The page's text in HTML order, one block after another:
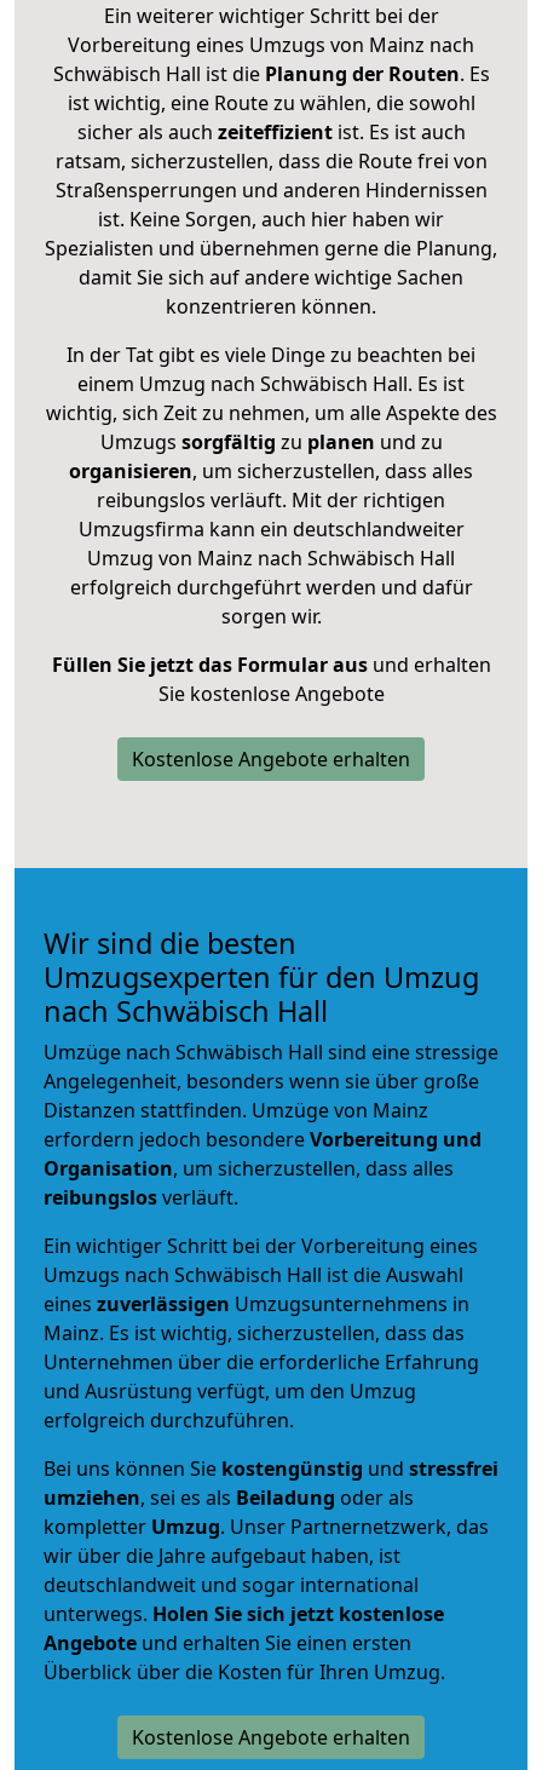
Ein weiterer wichtiger Schritt bei der
Vorbereitung eines Umzugs von Mainz nach
Schwäbisch Hall ist diePlanung der Routen. Es
ist wichtig, eine Route zu wählen, die sowohl
sicher als auch zeiteffizientist. Es ist auch
ratsam, sicherzustellen, dass die Route frei von
Straßensperrungen und anderen Hindernissen
ist. Keine Sorgen, auch hier haben wir
Spezialisten und übernehmen gerne die Planung,
damit Sie sich auf andere wichtige Sachen
konzentrieren können.
In der Tat gibt es viele Dinge zu beachten bei
einem Umzug nach Schwäbisch Hall. Es ist
wichtig, sich Zeit zu nehmen, um alle Aspekte des
Umzugs sorgfältig zu planen und zu
organisieren, um sicherzustellen, dass alles
reibungslos verläuft. Mit der richtigen
Umzugsfirma kann ein deutschlandweiter
Umzug von Mainz nach Schwäbisch Hall
erfolgreich durchgeführt werden und dafür
sorgen wir.
Füllen Sie jetzt das Formular ausund erhalten
Sie kostenlose Angebote
Kostenlose Angebote erhalten
Wir sind die besten
Umzugsexperten für den Umzug
nach Schwäbisch Hall
Umzüge nach Schwäbisch Hall sind eine stressige
Angelegenheit, besonders wenn sie über große
Distanzen stattfinden. Umzüge von Mainz
erfordern jedoch besondereVorbereitung und
Organisation, um sicherzustellen, dass alles
reibungslosverläuft.
Ein wichtiger Schritt bei der Vorbereitung eines
Umzugs nach Schwäbisch Hall ist die Auswahl
eines zuverlässigen Umzugsunternehmens in
Mainz. Es ist wichtig, sicherzustellen, dass das
Unternehmen über die erforderliche Erfahrung
und Ausrüstung verfügt, um den Umzug
erfolgreich durchzuführen.
Bei uns können Sie kostengünstig und stressfrei
umziehen, sei es als Beiladung oder als
kompletter Umzug. Unser Partnernetzwerk, das
wir über die Jahre aufgebaut haben, ist
deutschlandweit und sogar international
unterwegs. Holen Sie sich jetzt kostenlose
Angebote und erhalten Sie einen ersten
Überblick über die Kosten für Ihren Umzug.
Kostenlose Angebote erhalten